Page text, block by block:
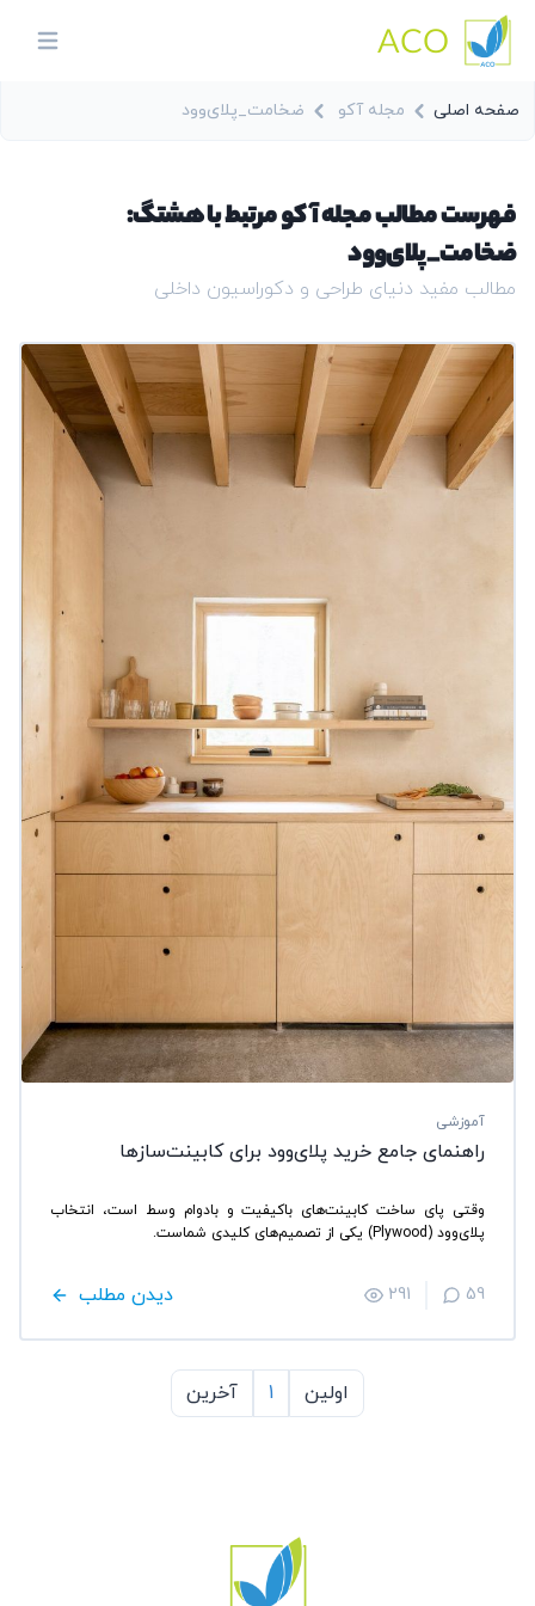
ACO
menu
صفحه اصلی مجله آکو ضخامت_پلای‌وود
فهرست مطالب مجله آکو مرتبط با هشتگ:
ضخامت_پلای‌وود
مطالب مفید دنیای طراحی و دکوراسیون داخلی
آموزشی
راهنمای جامع خرید پلای‌وود برای کابینت‌سازها
وقتی پای ساخت کابینت‌های باکیفیت و بادوام وسط است، انتخاب
پلای‌وود (Plywood) یکی از تصمیم‌های کلیدی شماست.
دیدن مطلب 291 59
اولین 1 آخرین